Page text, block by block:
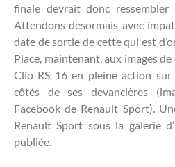
finale devrait donc
Attendons désormais avec
date de sortie de cette qui est
Place, maintenant, aux images
Clio RS 16 en pleine action
côtés de ses devancières
Facebook de Renault Sport).
Renault Sport sous la galerie
publiée.